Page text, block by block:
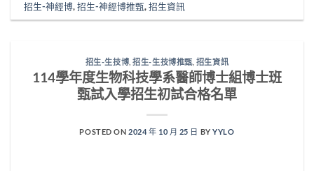
招生-神經博,招生-神經博推甄,招生資訊
招生-生技博,招生-生技博推甄, 招生資訊
114學年度生物科技學系醫師博士組博士班
甄試入學招生初試合格名單
POSTED ON2024 年 10 月 25 日 BYYYLO